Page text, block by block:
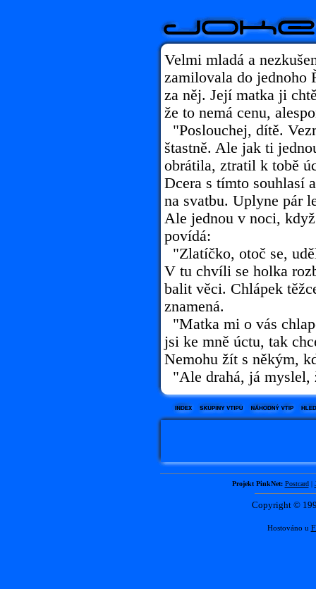
Velmi mladá a
zamilovala do jednoho
za něj. Její matka ji
že to nemá cenu,
"Poslouchej, dítě.
štastně. Ale jak ti
obrátila, ztratil k tobě
Dcera s tímto souhlasí
na svatbu. Uplyne pár
Ale jednou v noci,
povídá:
"Zlatíčko, otoč se,
V tu chvíli se holka
balit věci. Chlápek
znamená.
"Matka mi o vás
jsi ke mně úctu, tak
Nemohu žít s někým,
"Ale drahá, já myslel,
Projekt PinkNet: Postcard|
Copyright ©
Hostováno u